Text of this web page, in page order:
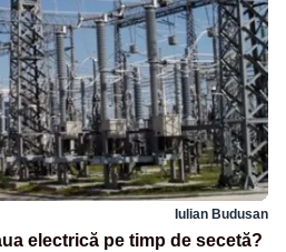
Iulian Budusan
electrică pe timp de secetă?